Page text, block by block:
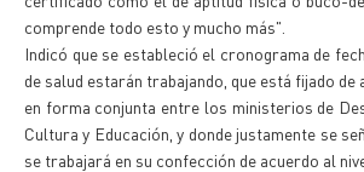
comprende todo esto y mucho más".
Indicó que se estableció el cronograma de
de salud estarán trabajando, que está fijado
en forma conjunta entre los ministerios de
Cultura y Educación, y donde justamente se
se trabajará en su confección de acuerdo al